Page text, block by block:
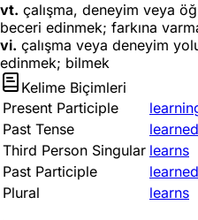
vt. çalışma, deneyim veya
beceri edinmek; farkına
vi. çalışma veya deneyim
edinmek; bilmek
Kelime Biçimleri
Present Participle
Past Tense
learned
Third Person Singular learns
Past Participle
learned
Plural
learns